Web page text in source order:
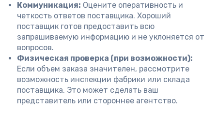
Коммуникация: Оцените оперативность и
четкость ответов поставщика. Хороший
поставщик готов предоставить всю
запрашиваемую информацию и не уклоняется от
вопросов.
Физическая проверка (при возможности):
Если объем заказа значителен, рассмотрите
возможность инспекции фабрики или склада
поставщика. Это может сделать ваш
представитель или стороннее агентство.